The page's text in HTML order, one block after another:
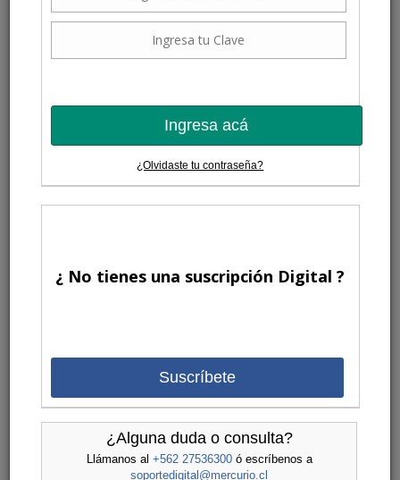
Ingresa acá
¿Olvidaste tu contraseña?
¿ No tienes una suscripción Digital ?
Suscríbete
¿Alguna duda o consulta?
Llámanos al +562 27536300ó escríbenos a
soportedigital@mercurio.cl